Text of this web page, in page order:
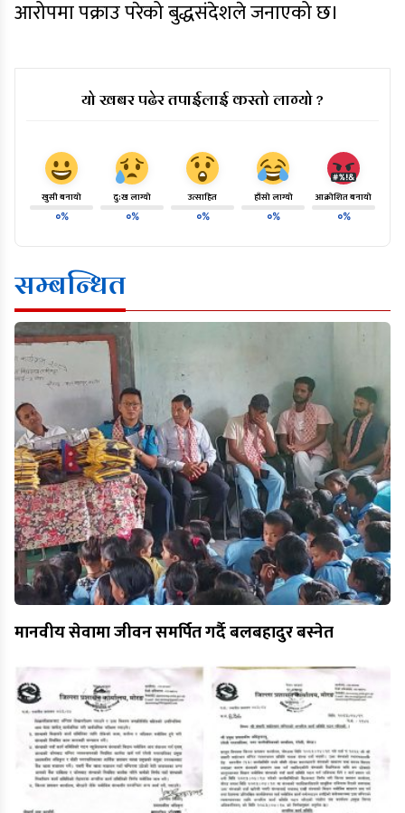
आरोपमा पक्राउ परेको बुद्धसंदेशले जनाएको छ।
यो खबर पढेर तपाईलाई कस्तो लाग्यो ?
खुसी बनायो
०%
दु:ख लाग्यो
०%
उत्साहित
०%
हाँसो लाग्यो
०%
आक्रोशित बनायो
०%
सम्बन्धित
मानवीय सेवामा जीवन समर्पित गर्दै बलबहादुर बस्नेत